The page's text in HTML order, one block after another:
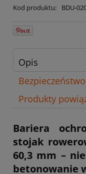
Kod produktu:
BDU-
Opis
Bezpieczeństwo
Produkty
Bariera
stojak
60,3 mm –
betonowanie